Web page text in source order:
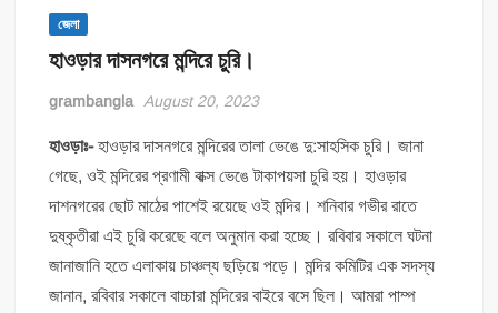
জেলা
হাওড়ার দাসনগরে মন্দিরে চুরি।
grambangla August 20, 2023
হাওড়াঃ-হাওড়ার দাসনগরে মন্দিরের তালা ভেঙে দু:সাহসিক চুরি। জানা
গেছে, ওই মন্দিরের প্রণামী বাক্স ভেঙে টাকাপয়সা চুরি হয়। হাওড়ার
দাশনগরের ছোট মাঠের পাশেই রয়েছে ওই মন্দির। শনিবার গভীর রাতে
দুষ্কৃতীরা এই চুরি করেছে বলে অনুমান করা হচ্ছে। রবিবার সকালে ঘটনা
জানাজানি হতে এলাকায় চাঞ্চল্য ছড়িয়ে পড়ে। মন্দির কমিটির এক সদস্য
জানান, রবিবার সকালে বাচ্চারা মন্দিরের বাইরে বসে ছিল। আমরা পাম্প